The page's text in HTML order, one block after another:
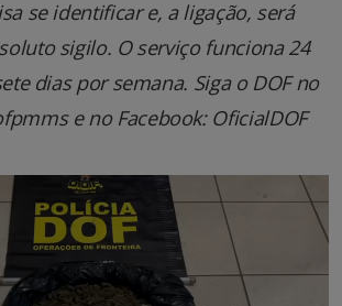
se identificar e, a ligação, será
sigilo. O serviço funciona 24
dias por semana. Siga o DOF no
e no Facebook: OficialDOF